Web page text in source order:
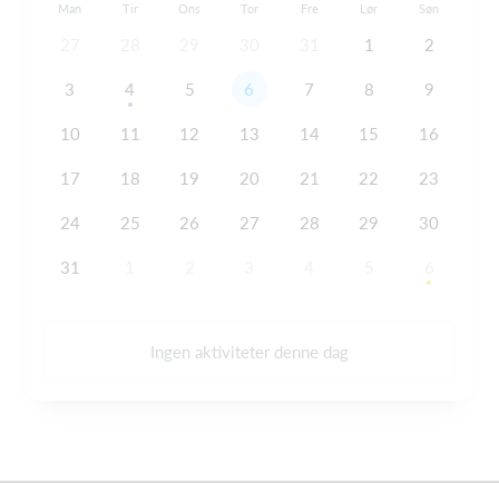
Man Tir Ons Tor Fre Lør Søn
1 2
3 4 5 6 7 8 9
10 11 12 13 14 15 16
17 18 19 20 21 22 23
24 25 26 27 28 29 30
31
Ingen aktiviteter denne dag